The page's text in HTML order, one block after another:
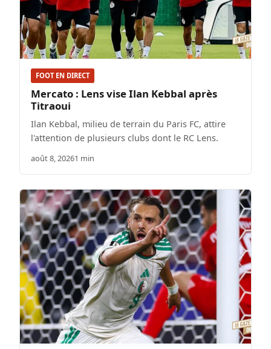
FOOT EN DIRECT
Mercato : Lens vise Ilan Kebbal après
Titraoui
Ilan Kebbal, milieu de terrain du Paris FC, attire
l'attention de plusieurs clubs dont le RC Lens.
août 8, 20261 min